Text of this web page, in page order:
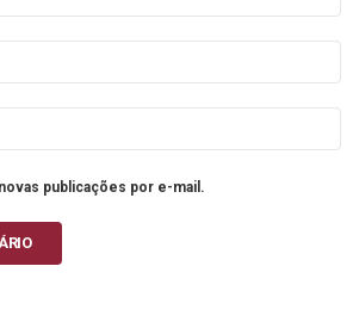
publicações por e-mail.